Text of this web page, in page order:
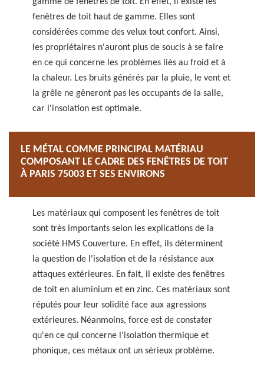
fenêtres de toit haut de gamme. Elles sont
considérées comme des velux tout confort. Ainsi,
les propriétaires n'auront plus de soucis à se faire
en ce qui concerne les problèmes liés au froid et à
la chaleur. Les bruits générés par la pluie, le vent et
la grêle ne gêneront pas les occupants de la salle,
car l'insolation est optimale.
LE MÉTAL COMME PRINCIPAL MATÉRIAU
COMPOSANT LE CADRE DES FENÊTRES DE TOIT
À PARIS 75003 ET SES ENVIRONS
Les matériaux qui composent les fenêtres de toit
sont très importants selon les explications de la
société HMS Couverture. En effet, ils déterminent
la question de l'isolation et de la résistance aux
attaques extérieures. En fait, il existe des fenêtres
de toit en aluminium et en zinc. Ces matériaux sont
réputés pour leur solidité face aux agressions
extérieures. Néanmoins, force est de constater
qu'en ce qui concerne l'isolation thermique et
phonique, ces métaux ont un sérieux problème.